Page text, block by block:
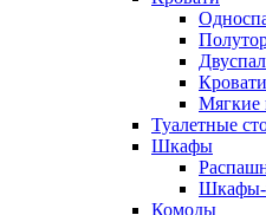
Мягкие
Туалетные
Шкафы
Шкафы-
Комоды